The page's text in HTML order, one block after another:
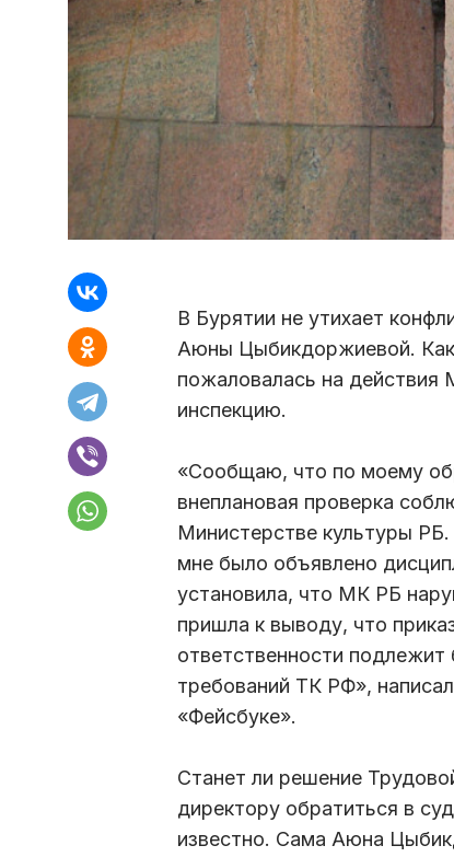
В Бурятии не утихает
Аюны Цыбикдоржиевой. Как
пожаловалась на действия
инспекцию.
«Сообщаю, что по моему
внеплановая проверка
Министерстве культуры РБ.
мне было объявлено
установила, что МК РБ
пришла к выводу, что
ответственности
требований ТК РФ»,
«Фейсбуке».
Станет ли решение
директору обратиться в
известно. Сама Аюна